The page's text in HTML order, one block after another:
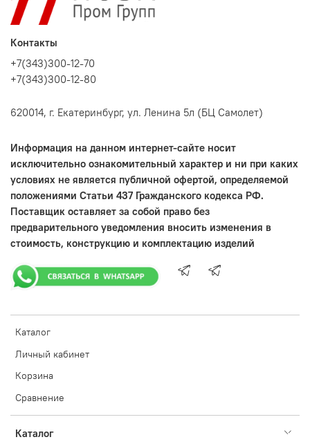
Каталог
Личный кабинет
Корзина
Сравнение
Каталог
Контакты
+7(343)300-12-70
+7(343)300-12-80
620014, г. Екатеринбург, ул. Ленина 5л (БЦ Самолет)
Информация на данном интернет-сайте носит
исключительно ознакомительный характер и ни при каких
условиях не является публичной офертой, определяемой
положениями Статьи 437 Гражданского кодекса РФ.
Поставщик оставляет за собой право без
предварительного уведомления вносить изменения в
стоимость, конструкцию и комплектацию изделий